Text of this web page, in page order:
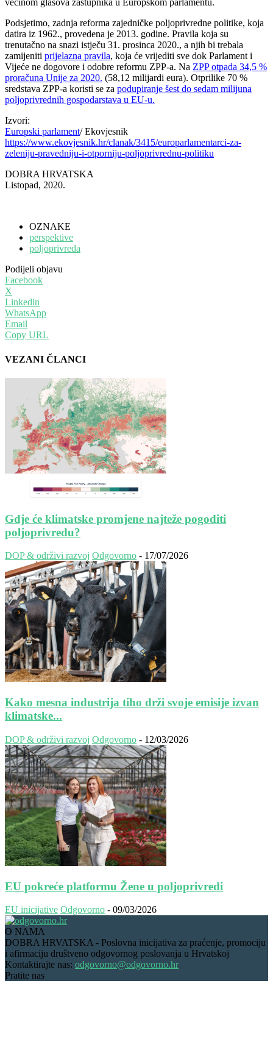
većinom glasova zastupnika u Europskom parlamentu.
Podsjetimo, zadnja reforma zajedničke poljoprivredne politike, koja
datira iz 1962., provedena je 2013. godine. Pravila koja su
trenutačno na snazi istječu 31. prosinca 2020., a njih bi trebala
zamijeniti prijelazna pravila, koja će vrijediti sve dok Parlament i
Vijeće ne dogovore i odobre reformu ZPP-a. Na ZPP otpada 34,5 %
proračuna Unije za 2020. (58,12 milijardi eura). Otprilike 70 %
sredstava ZPP-a koristi se za podupiranje šest do sedam milijuna
poljoprivrednih gospodarstava u EU-u.
Izvori:
Europski parlament/ Ekovjesnik
https://www.ekovjesnik.hr/clanak/3415/europarlamentarci-za-
zeleniju-pravedniju-i-otporniju-poljoprivrednu-politiku
DOBRA HRVATSKA
Listopad, 2020.
OZNAKE
perspektive
poljoprivreda
Podijeli objavu
Facebook
X
Linkedin
WhatsApp
Email
Copy URL
VEZANI ČLANCI
Gdje će klimatske promjene najteže pogoditi
poljoprivredu?
DOP & održivi razvoj Odgovorno - 17/07/2026
Kako mesna industrija tiho drži svoje emisije izvan
klimatske...
DOP & održivi razvoj Odgovorno - 12/03/2026
EU pokreće platformu Žene u poljoprivredi
EU inicijative Odgovorno - 09/03/2026
O NAMA
DOBRA HRVATSKA - Poslovna inicijativa za praćenje, promociju
i afirmaciju društveno odgovornog poslovanja u Hrvatskoj
Kontaktirajte nas: odgovorno@odgovorno.hr
Pratite nas